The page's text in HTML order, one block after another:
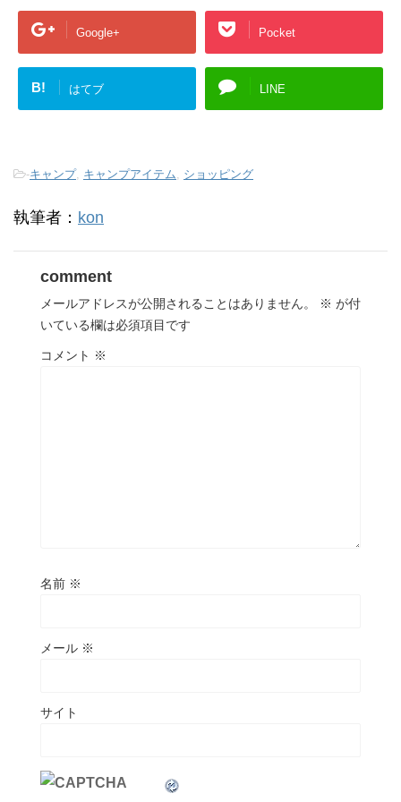
Google+ Pocket
B! はてブ LINE
-キャンプ, キャンプアイテム, ショッピング
執筆者： kon
comment
メールアドレスが公開されることはありません。 ※ が付
いている欄は必須項目です
コメント ※
名前 ※
メール ※
サイト